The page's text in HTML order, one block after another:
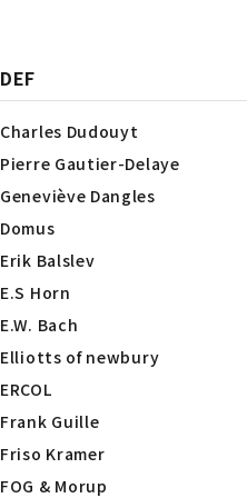
DEF
Charles Dudouyt
Pierre Gautier-Delaye
Geneviève Dangles
Domus
Erik Balslev
E.S Horn
E.W. Bach
Elliotts of newbury
ERCOL
Frank Guille
Friso Kramer
FOG & Morup